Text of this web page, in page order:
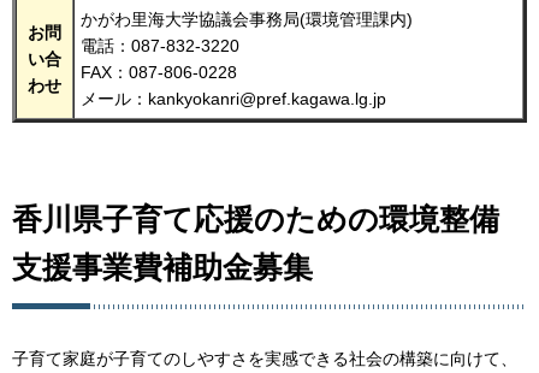
お問
い合
わせ
かがわ里海大学協議会事務局(環境管理課内)
電話：087-832-3220
FAX：087-806-0228
メール：kankyokanri@pref.kagawa.lg.jp
香川県子育て応援のための環境整備
支援事業費補助金募集
子育て家庭が子育てのしやすさを実感できる社会の構築に向けて、